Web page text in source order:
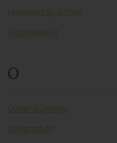
Номонетар олтин
Норезидент
О
Облигациялар
Овердрафт